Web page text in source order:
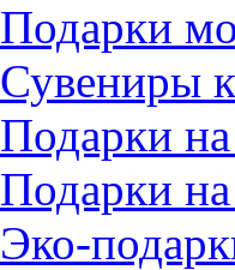
Подарки
Сувениры
Подарки
Подарки
Эко-